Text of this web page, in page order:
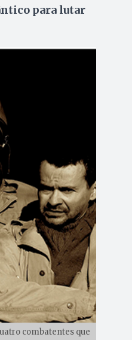
para lutar
combatentes que